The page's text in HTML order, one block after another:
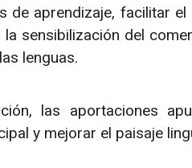
de aprendizaje, facilitar
la sensibilización del
lenguas.
las aportaciones
y mejorar el paisaje